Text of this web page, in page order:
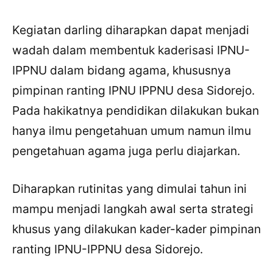
Kegiatan darling diharapkan dapat menjadi
wadah dalam membentuk kaderisasi IPNU-
IPPNU dalam bidang agama, khususnya
pimpinan ranting IPNU IPPNU desa Sidorejo.
Pada hakikatnya pendidikan dilakukan bukan
hanya ilmu pengetahuan umum namun ilmu
pengetahuan agama juga perlu diajarkan.
Diharapkan rutinitas yang dimulai tahun ini
mampu menjadi langkah awal serta strategi
khusus yang dilakukan kader-kader pimpinan
ranting IPNU-IPPNU desa Sidorejo.